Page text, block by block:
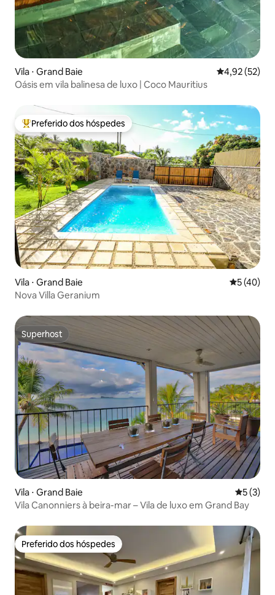
Vila ⋅ Grand Baie 4,92 de uma
4,92 (52)
Oásis em vila balinesa de luxo | Coco Mauritius
Entre os melhores preferidos dos hóspedes
Preferido dos hóspedes
Vila ⋅ Grand Baie 5 de uma
5 (40)
Nova Villa Geranium
Superhost
Superhost
Vila ⋅ Grand Baie 5 de
5 (3)
Vila Canonniers à beira-mar – Vila de luxo em Grand Bay
Preferido dos hóspedes
Preferido dos hóspedes